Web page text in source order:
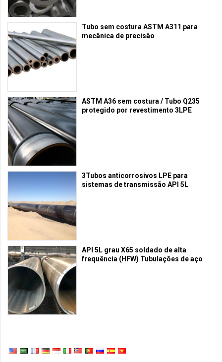
Tubo sem costura ASTM A311 para
mecânica de precisão
ASTM A36 sem costura / Tubo Q235
protegido por revestimento 3LPE
3Tubos anticorrosivos LPE para
sistemas de transmissão API 5L
API 5L grau X65 soldado de alta
frequência (HFW) Tubulações de aço